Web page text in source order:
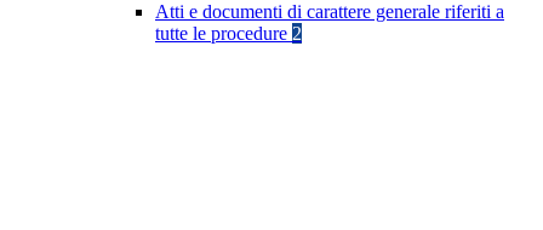
Atti e documenti di carattere generale riferiti a
tutte le procedure 2